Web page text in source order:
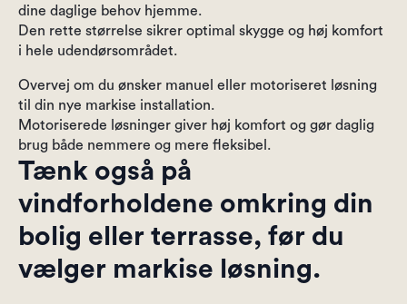
dine daglige behov hjemme.
Den rette størrelse sikrer optimal skygge og høj komfort
i hele udendørsområdet.
Overvej om du ønsker manuel eller motoriseret løsning
til din nye markise installation.
Motoriserede løsninger giver høj komfort og gør daglig
brug både nemmere og mere fleksibel.
Tænk også på
vindforholdene omkring din
bolig eller terrasse, før du
vælger markise løsning.